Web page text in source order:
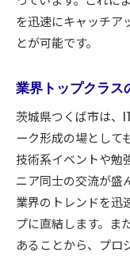
を迅速にキャッチア
とが可能です。
業界トップクラス
茨城県つくば市は、
ーク形成の場として
技術系イベントや勉
ニア同士の交流が盛
業界のトレンドを迅
プに直結します。ま
あることから、プロ